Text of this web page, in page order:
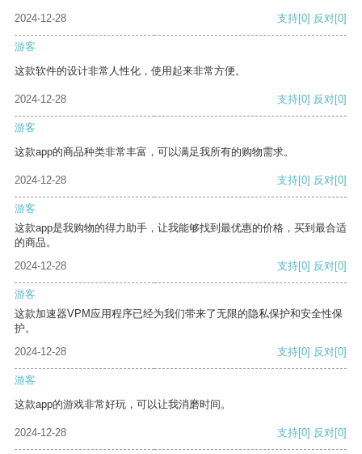
2024-12-28 支持[0] 反对[0]
游客
这款软件的设计非常人性化，使用起来非常方便。
2024-12-28 支持[0] 反对[0]
游客
这款app的商品种类非常丰富，可以满足我所有的购物需求。
2024-12-28 支持[0] 反对[0]
游客
这款app是我购物的得力助手，让我能够找到最优惠的价格，买到最合适
的商品。
2024-12-28
支持[0] 反对[0]
游客
这款加速器VPM应用程序已经为我们带来了无限的隐私保护和安全性保
护。
2024-12-28
支持[0] 反对[0]
游客
这款app的游戏非常好玩，可以让我消磨时间。
2024-12-28 支持[0] 反对[0]